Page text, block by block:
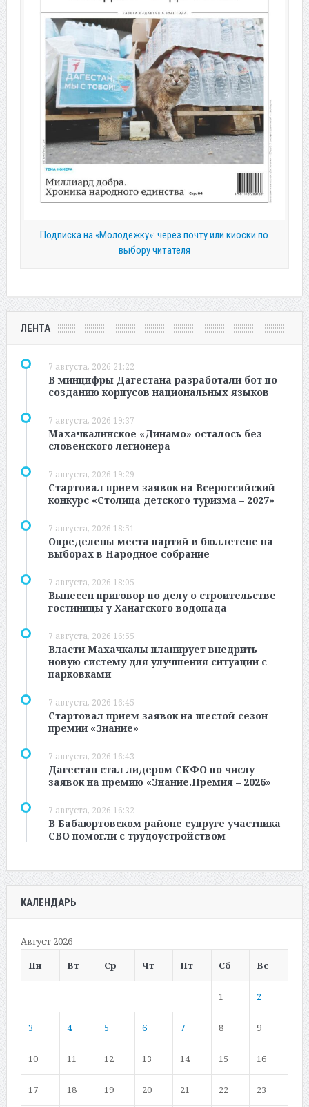
Подписка на «Молодежку»: через почту или киоски по
выбору читателя
ЛЕНТА
7 августа, 2026 21:22
В минцифры Дагестана разработали бот по
созданию корпусов национальных языков
7 августа, 2026 19:37
Махачкалинское «Динамо» осталось без
словенского легионера
7 августа, 2026 19:29
Стартовал прием заявок на Всероссийский
конкурс «Столица детского туризма – 2027»
7 августа, 2026 18:51
Определены места партий в бюллетене на
выборах в Народное собрание
7 августа, 2026 18:05
Вынесен приговор по делу о строительстве
гостиницы у Ханагского водопада
7 августа, 2026 16:55
Власти Махачкалы планирует внедрить
новую систему для улучшения ситуации с
парковками
7 августа, 2026 16:45
Стартовал прием заявок на шестой сезон
премии «Знание»
7 августа, 2026 16:43
Дагестан стал лидером СКФО по числу
заявок на премию «Знание.Премия – 2026»
7 августа, 2026 16:32
В Бабаюртовском районе супруге участника
СВО помогли с трудоустройством
КАЛЕНДАРЬ
Август 2026
Пн
Вт Ср Чт Пт Сб Вс
1 2
3 4 5 6 7 8 9
10 11 12 13 14 15 16
17 18 19 20 21 22 23